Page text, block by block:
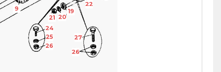
27
9 19
20
21
22
24
25
26
26